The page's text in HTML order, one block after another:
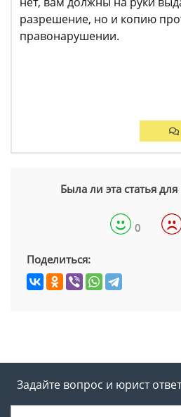
разрешение, но и копию
правонарушении.
Была ли эта статья
0
Поделиться:
Задайте вопрос и юрист